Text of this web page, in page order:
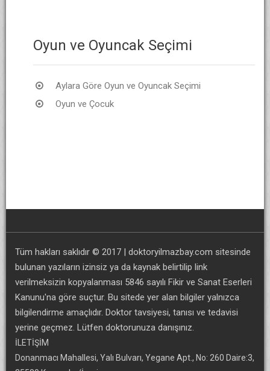
Oyun ve Oyuncak Seçimi
Aylara Göre Oyun ve Oyuncak Seçimi
Oyun ve Çocuk
Tüm hakları saklıdır © 2017 | doktoryilmazbay.com sitesinde
bulunan yazıların izinsiz ya da kaynak belirtilip link
verilmeksizin kopyalanması 5846 sayılı Fikir ve Sanat Eserleri
Kanunu'na göre suçtur. Bu sitede yer alan bilgiler yalnızca
bilgilendirme amaçlıdır. Doktor tavsiyesi, tanısı ve tedavisi
yerine geçmez. Lütfen doktorunuza danışınız.
İLETİŞİM
Donanmacı Mahallesi, Yalı Bulvarı, Yegane Apt., No: 260 Daire:3,